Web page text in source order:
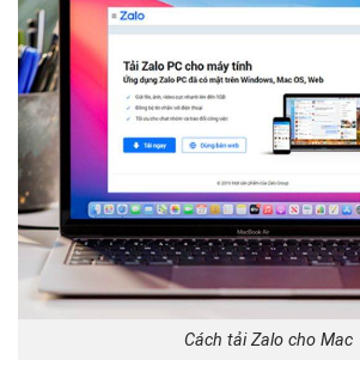
Cách tải Zalo cho Mac